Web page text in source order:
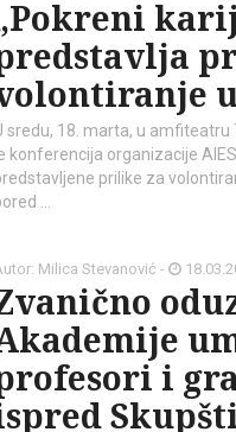
sredu, 18. marta, u
konferencija organizacije
prilike za
…
Milica Stevanović -
i